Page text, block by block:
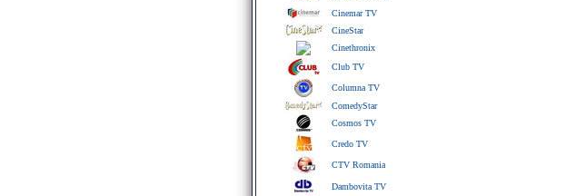
Cinemar TV
CineStar
Cinethronix
Club TV
Columna TV
ComedyStar
Cosmos TV
Credo TV
CTV Romania
Dambovita TV